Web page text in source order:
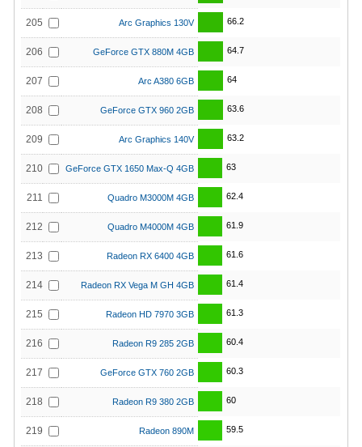
205 Arc Graphics 130V 66.2
206 GeForce GTX 880M 4GB 64.7
207 Arc A380 6GB 64
208 GeForce GTX 960 2GB 63.6
209 Arc Graphics 140V 63.2
210 GeForce GTX 1650 Max-Q 4GB 63
211 Quadro M3000M 4GB 62.4
212 Quadro M4000M 4GB 61.9
213 Radeon RX 6400 4GB 61.6
214 Radeon RX Vega M GH 4GB 61.4
215 Radeon HD 7970 3GB 61.3
216 Radeon R9 285 2GB 60.4
217 GeForce GTX 760 2GB 60.3
218 Radeon R9 380 2GB 60
219 Radeon 890M 59.5